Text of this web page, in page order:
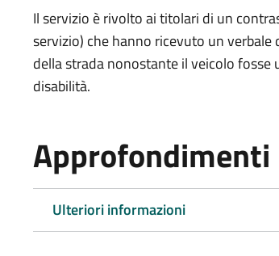
Il servizio è rivolto ai titolari di un
servizio) che hanno ricevuto un
della strada nonostante il veicolo
disabilità.
Approfondimenti
Ulteriori informazioni